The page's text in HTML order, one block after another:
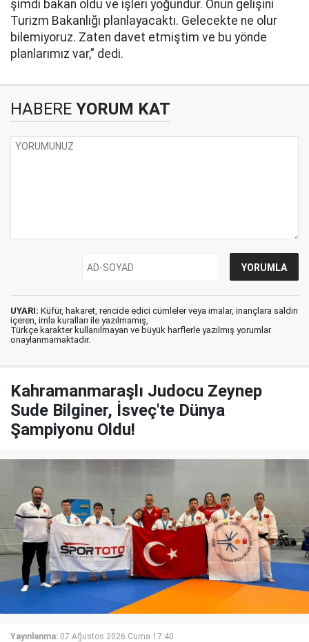
şimdi bakan oldu ve işleri yoğundur. Onun gelişini
Turizm Bakanlığı planlayacaktı. Gelecekte ne olur
bilemiyoruz. Zaten davet etmiştim ve bu yönde
planlarımız var,” dedi.
HABERE YORUM KAT
UYARI: Küfür, hakaret, rencide edici cümleler veya imalar, inançlara saldırı
içeren, imla kuralları ile yazılmamış,
Türkçe karakter kullanılmayan ve büyük harflerle yazılmış yorumlar
onaylanmamaktadır.
Kahramanmaraşlı Judocu Zeynep
Sude Bilginer, İsveç'te Dünya
Şampiyonu Oldu!
Yayınlanma: 07 Ağustos 2026 Cuma 17:40